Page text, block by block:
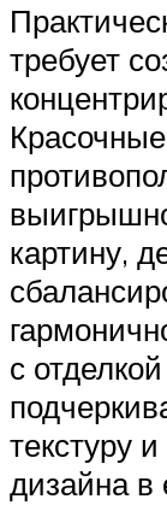
требует
картину,
с
текстуру
дизайна